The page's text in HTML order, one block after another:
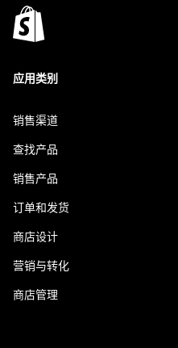
应用类别
销售渠道
查找产品
销售产品
订单和发货
商店设计
营销与转化
商店管理